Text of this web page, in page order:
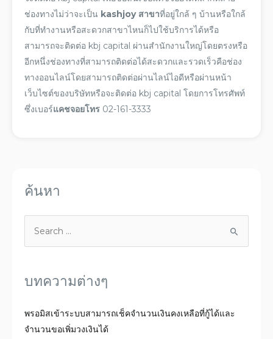
ช่องทางไม่ว่าจะเป็น kashjoy สาขาที่อยู่ใกล้ ๆ บ้านหรือใกล้
กับที่ทำงานหรือสะดวกสาขาไหนก็ไปใช้บริการได้หรือ
สามารถจะติดต่อ kbj capital ผ่านสำนักงานใหญ่โดยตรงหรือ
อีกหนึ่งช่องทางที่สามารถติดต่อได้สะดวกและรวดเร็วคือช่อง
ทางออนไลน์โดยสามารถติดต่อผ่านไลน์ไอดีหรือผ่านหน้า
เว็บไซต์ของบริษัทหรือจะติดต่อ kbj capital โดยการโทรศัพท์
ซึ่งเบอร์แคชจอยโทร 02-161-3333
ค้นหา
บทความต่างๆ
พรอมิสเข้าระบบสามารถเช็คจำนวนเงินคงเหลือที่กู้ได้และ
จำนวนขอเพิ่มวงเงินได้